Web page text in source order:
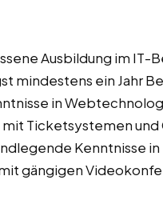
Ausbildung im IT-
mindestens ein Jahr
in
mit Ticketsystemen
Kenntnisse
gängigen